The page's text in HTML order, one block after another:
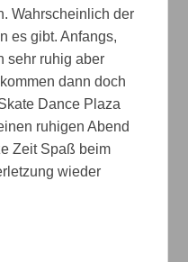
Wahrscheinlich der
es gibt. Anfangs,
sehr ruhig aber
dann doch
Dance Plaza
ruhigen Abend
Zeit Spaß beim
wieder